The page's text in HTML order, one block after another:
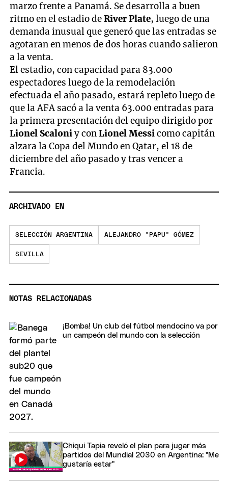
marzo frente a Panamá. Se desarrolla a buen
ritmo en el estadio deRiver Plate, luego de una
demanda inusual que generó que las entradas se
agotaran en menos de dos horas cuando salieron
a la venta.
El estadio, con capacidad para 83.000
espectadores luego de la remodelación
efectuada el año pasado, estará repleto luego de
que la AFA sacó a la venta 63.000 entradas para
la primera presentación del equipo dirigido por
Lionel Scaloniy conLionel Messicomo capitán
alzara la Copa del Mundo en Qatar, el 18 de
diciembre del año pasado y tras vencer a
Francia.
ARCHIVADO EN
SELECCIÓN ARGENTINA ALEJANDRO "PAPU" GÓMEZ
SEVILLA
NOTAS RELACIONADAS
¡Bomba! Un club del fútbol mendocino va por
un campeón del mundo con la selección
Chiqui Tapia reveló el plan para jugar más
partidos del Mundial 2030 en Argentina: "Me
gustaría estar"